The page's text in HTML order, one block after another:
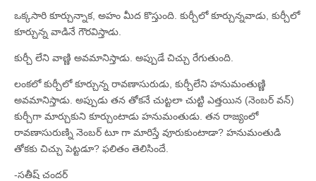
ఒక్కసారి కూర్చున్నాక, అహం మీద కొస్తుంది. కుర్చీలో కూర్చున్నవాడు, కుర్చీలో
కూర్చున్న వాడినే గౌరవిస్తాడు.
కుర్చీ లేని వాణ్ణి అవమానిస్తాడు. అప్పుడే చిచ్చు రేగుతుంది.
లంకలో కుర్చీలో కూర్చున్న రావణాసురుడు, కుర్చీలేని హనుమంతుణ్ణి
అవమానిస్తాడు. అప్పుడు తన తోకనే చుట్టలా చుట్టి ఎత్తయిన (నెంబర్‌ వన్‌)
కుర్చీగా మార్చుకుని కూర్చుంటాడు హనుమంతుడు. తన రాజ్యంలో
రావణాసురుణ్ని నెంబర్‌ టూ గా మారిస్తే వూరుకుంటాడా? హనుమంతుడి
తోకకు చిచ్చు పెట్టడూ? ఫలితం తెలిసిందే.
-సతీష్‌ చందర్‌